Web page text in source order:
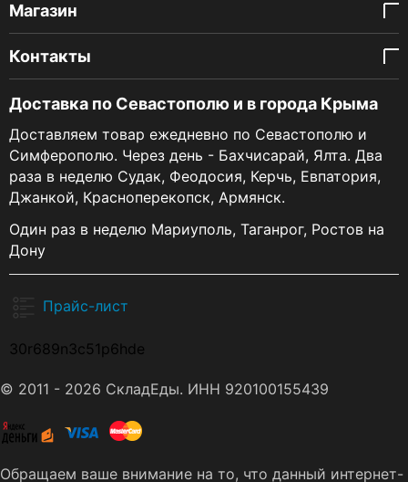
Магазин
Контакты
Доставка по Севастополю и в города Крыма
Доставляем товар ежедневно по Севастополю и
Симферополю. Через день - Бахчисарай, Ялта. Два
раза в неделю Судак, Феодосия, Керчь, Евпатория,
Джанкой, Красноперекопск, Армянск.
Один раз в неделю Мариуполь, Таганрог, Ростов на
Дону
Прайс-лист
30r689n3c51p6hde
© 2011 - 2026 СкладЕды. ИНН 920100155439
Обращаем ваше внимание на то, что данный интернет-